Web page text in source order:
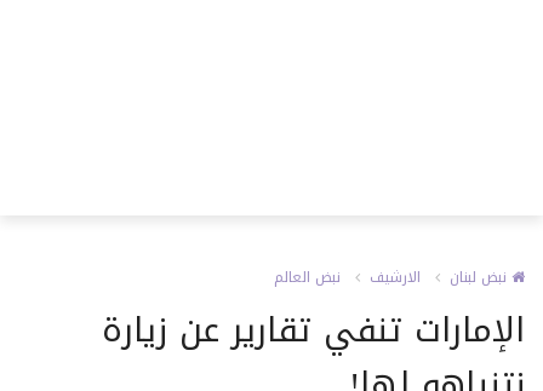
نبض لبنان الارشيف نبض العالم
الإمارات تنفي تقارير عن زيارة